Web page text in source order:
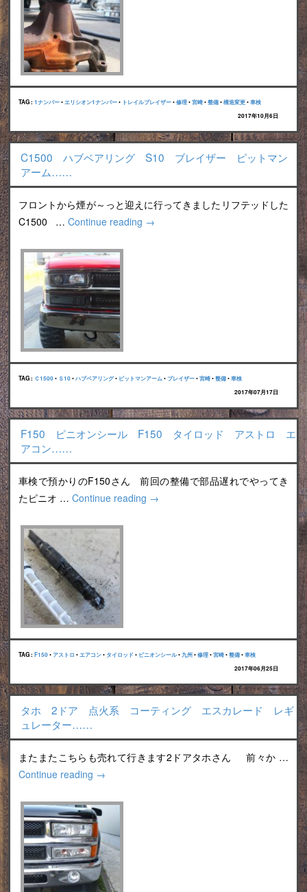
TAG : 1ナンバー•エリシオン1ナンバー• トレイルブレイザー•修理•宮崎•整備•構造変更•車検
2017年10月6日
C1500 ハブベアリング S10 ブレイザー ピットマン
アーム……
フロントから煙が～っと迎えに行ってきましたリフテッドした
C1500 … Continue reading →
TAG : Ｃ1500• Ｓ10•ハブベアリング• ピットマンアーム•ブレイザー•宮崎•整備•車検
2017年07月17日
F150 ピニオンシール F150 タイロッド アストロ エ
アコン……
車検で預かりのF150さん 前回の整備で部品遅れでやってき
たピニオ … Continue reading →
TAG : F150•アストロ •エアコン• タイロッド• ピニオンシール•九州•修理•宮崎•整備•車検
2017年06月25日
タホ 2ドア 点火系 コーティング エスカレード レギ
ュレーター……
またまたこちらも売れて行きます2ドアタホさん 前々か …
Continue reading →